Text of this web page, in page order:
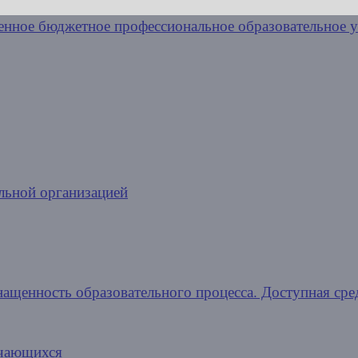
организацией
образовательного процесса. Доступная